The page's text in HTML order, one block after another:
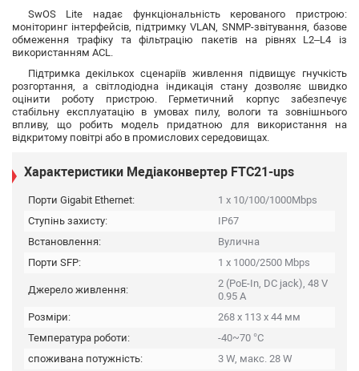
SwOS Lite надає функціональність керованого пристрою:
моніторинг інтерфейсів, підтримку VLAN, SNMP-звітування, базове
обмеження трафіку та фільтрацію пакетів на рівнях L2–L4 із
використанням ACL.
Підтримка декількох сценаріїв живлення підвищує гнучкість
розгортання, а світлодіодна індикація стану дозволяє швидко
оцінити роботу пристрою. Герметичний корпус забезпечує
стабільну експлуатацію в умовах пилу, вологи та зовнішнього
впливу, що робить модель придатною для використання на
відкритому повітрі або в промислових середовищах.
Характеристики Медіаконвертер FTC21-ups
Порти Gigabit Ethernet:
1 x 10/100/1000Mbps
Ступінь захисту:
IP67
Встановлення:
Вулична
Порти SFP:
1 x 1000/2500 Mbps
Джерело живлення:
2 (PoE-In, DC jack), 48 V
0.95 A
Розміри:
268 x 113 x 44 мм
Температура роботи:
-40~70 °C
споживана потужність:
3 W, макс. 28 W